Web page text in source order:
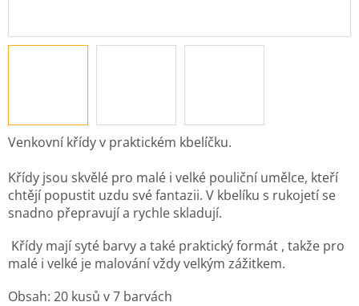
Venkovní křídy v praktickém kbelíčku.
Křídy jsou skvělé pro malé i velké pouliční umělce, kteří
chtějí popustit uzdu své fantazii. V kbelíku s rukojetí se
snadno přepravují a rychle skladují.
Křídy mají syté barvy a také praktický formát , takže pro
malé i velké je malování vždy velkým zážitkem.
Obsah: 20 kusů v 7 barvách